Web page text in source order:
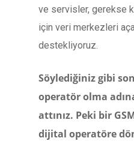
ve servisler, gerekse
için veri merkezleri
destekliyoruz.
Söylediğiniz gibi
operatör olma
attınız. Peki bir
dijital operatöre